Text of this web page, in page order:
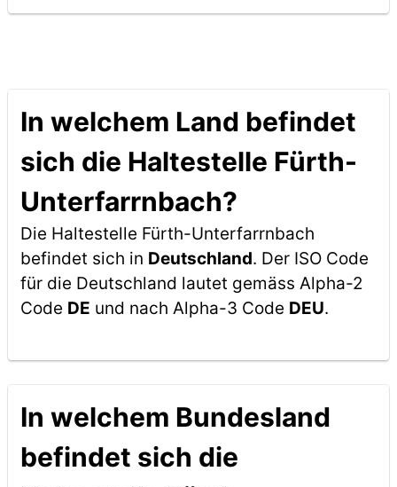
In welchem Land befindet
sich die Haltestelle Fürth-
Unterfarrnbach?
Die Haltestelle Fürth-Unterfarrnbach
befindet sich in Deutschland. Der ISO Code
für die Deutschland lautet gemäss Alpha-2
Code DE und nach Alpha-3 Code DEU.
In welchem Bundesland
befindet sich die